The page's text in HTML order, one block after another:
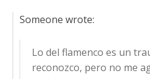
Someone wrote:
Lo del flamenco es un
reconozco, pero no me